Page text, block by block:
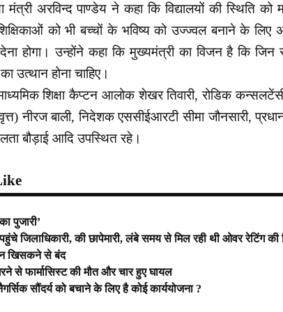
मंत्री अरविन्द पाण्डेय ने कहा कि विद्यालयों की स्थिति
को भी बच्चों के भविष्य को उज्ज्वल बनाने के लिए
होगा।उन्होंने कहा कि मुख्यमंत्री का विजन है कि
उत्थान होना चाहिए।
शिक्षा कैप्टन आलोक शेखर तिवारी, रोडिक
नीरज बाली, निदेशक एससीईआरटी सीमा जौनसारी,
बौड़ाई आदि उपस्थित रहे।
पुजारी’
जिलाधिकारी, की छापेमारी, लंबे समय से मिल रही थी ओवर रेटिंग की
खिसकने से बंद
से फार्मासिस्ट की मौत और चार हुए घायल
सौंदर्य को बचाने के लिए है कोई कार्ययोजना ?